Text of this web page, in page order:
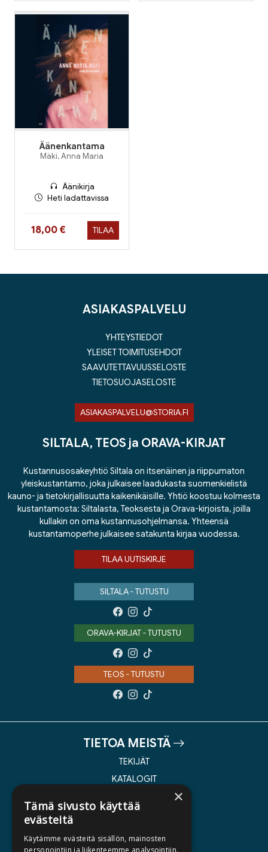
Äänenkantama
Mäki, Anna Maria
Äänikirja
Heti ladattavissa
Hinta nyt
18,00 € TILAA
ASIAKASPALVELU
YHTEYSTIEDOT
YLEISET TOIMITUSEHDOT
SAAVUTETTAVUUSSELOSTE
TIETOSUOJASELOSTE
ASIAKASPALVELU@STORIA.FI
SILTALA, TEOS ja ORAVA-KIRJAT
Kustannusosakeyhtiö Siltala on itsenäinen ja riippumaton
yleiskustantamo, joka julkaisee laadukasta suomenkielistä
kauno- ja tietokirjallisuutta kaikenikäisille. Yhtiö koostuu kolmesta
kustantamosta: Siltalasta, Teoksesta ja Orava-kirjoista, joilla
kullakin on oma kustannusohjelmansa. Yhteensä
kustantamoperhe julkaisee satakunta kirjaa vuodessa.
TILAA UUTISKIRJE
SILTALA - TUTUSTU
ORAVA-KIRJAT - TUTUSTU
TEOS - TUTUSTU
TIETOA MEISTÄ
TEKIJÄT
KATALOGIT
KIRJA TILAUSTYÖNÄ
×
Tämä sivusto käyttää
evästeitä
Käytämme evästeitä sisällön, mainosten
personointiin ja liikenteemme analysointiin.